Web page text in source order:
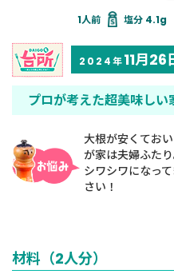
塩分 4.1g
2024年11月26
プロが考えた超美味しい
大根が安くてお
が家は夫婦ふた
シワシワになっ
さい！
材料（2人分）